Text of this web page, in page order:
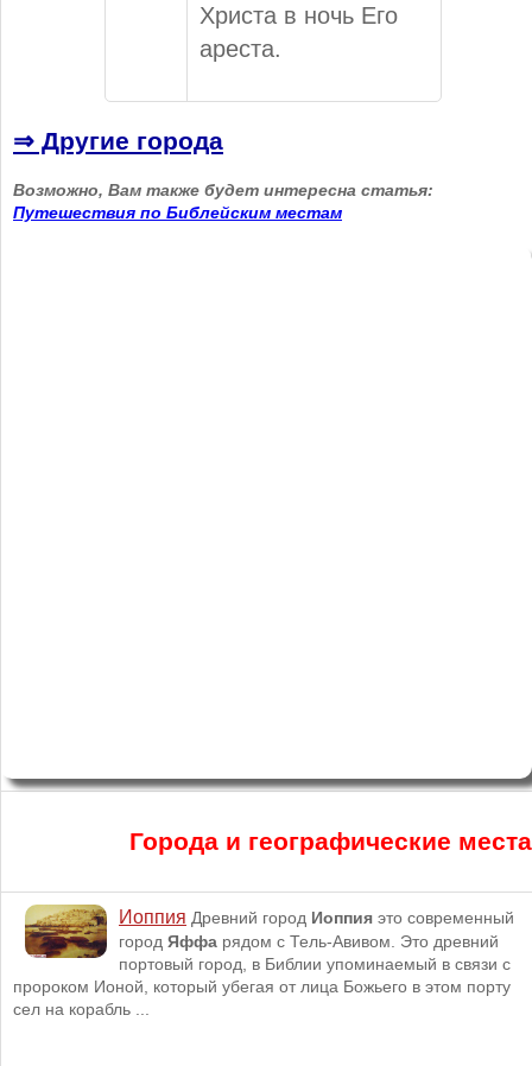
Христа в ночь Его
ареста.
⇒ Другие города
Возможно, Вам также будет интересна статья:
Путешествия по Библейским местам
Города и географические
Иоппия Древний город Иоппия это современный
город Яффа рядом с Тель-Авивом. Это древний
портовый город, в Библии упоминаемый в связи с
пророком Ионой, который убегая от лица Божьего в этом порту
сел на корабль ...